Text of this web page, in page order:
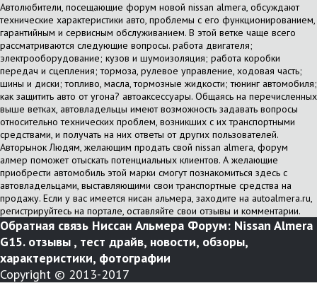
Автолюбители, посещающие форум новой nissan almera, обсуждают
технические характеристики авто, проблемы с его функционированием,
гарантийным и сервисным обслуживанием. В этой ветке чаще всего
рассматриваются следующие вопросы. работа двигателя;
электрооборудование; кузов и шумоизоляция; работа коробки
передач и сцепления; тормоза, рулевое управление, ходовая часть;
шины и диски; топливо, масла, тормозные жидкости; тюнинг автомобиля;
как защитить авто от угона? автоаксессуары. Общаясь на перечисленных
выше ветках, автовладельцы имеют возможность задавать вопросы
относительно технических проблем, возникших с их транспортными
средствами, и получать на них ответы от других пользователей.
Авторынок Людям, желающим продать свой nissan almera, форум
алмер поможет отыскать потенциальных клиентов. А желающие
приобрести автомобиль этой марки смогут познакомиться здесь с
автовладельцами, выставляющими свои транспортные средства на
продажу. Если у вас имеется нисан альмера, заходите на autoalmera.ru,
регистрируйтесь на портале, оставляйте свои отзывы и комментарии.
Обратная связь Ниссан Альмера Форум: Nissan Almera
G15. отзывы , тест драйв, новости, обзоры,
характеристики, фотографии
Copyright © 2013-2017